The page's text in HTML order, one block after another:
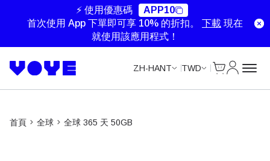
⚡ 使用優惠碼
APP10
首次使用 App 下單即可享 10% 的折扣。 下載 現在
就使用該應用程式！
ZH-HANT TWD
首頁 全球 全球 365 天 50GB